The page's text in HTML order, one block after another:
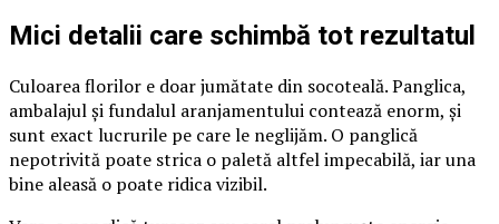
Mici detalii care schimbă tot rezultatul
Culoarea florilor e doar jumătate din socoteală. Panglica,
ambalajul și fundalul aranjamentului contează enorm, și
sunt exact lucrurile pe care le neglijăm. O panglică
nepotrivită poate strica o paletă altfel impecabilă, iar una
bine aleasă o poate ridica vizibil.